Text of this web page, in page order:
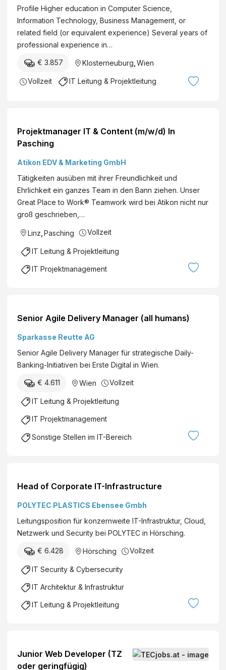
j
e
c
t
M
n
r
s
t
e
n
c
e
a
T
h
o
A
u
A
)
Profile Higher education in Computer Science,
Information Technology, Business Management, or
related field (or equivalent experience) Several years of
professional experience in…
€ 3.857 Klosterneuburg Wien
Vollzeit IT Leitung & Projektleitung
Projektmanager IT & Content (m/w/d) In
Pasching
Atikon EDV & Marketing GmbH
Tätigkeiten ausüben mit ihrer Freundlichkeit und
Ehrlichkeit ein ganzes Team in den Bann ziehen. Unser
Great Place to Work® Teamwork wird bei Atikon nicht nur
groß geschrieben,…
Linz Pasching Vollzeit
IT Leitung & Projektleitung
IT Projektmanagement
Senior Agile Delivery Manager (all humans)
Sparkasse Reutte AG
Senior Agile Delivery Manager für strategische Daily-
Banking-Initiativen bei Erste Digital in Wien.
€ 4.611 Wien Vollzeit
IT Leitung & Projektleitung
IT Projektmanagement
Sonstige Stellen im IT-Bereich
Head of Corporate IT-Infrastructure
POLYTEC PLASTICS Ebensee Gmbh
Leitungsposition für konzernweite IT-Infrastruktur, Cloud,
Netzwerk und Security bei POLYTEC in Hörsching.
€ 6.428 Hörsching Vollzeit
IT Security & Cybersecurity
IT Architektur & Infrastruktur
IT Leitung & Projektleitung
Junior Web Developer (TZ
oder geringfügig)